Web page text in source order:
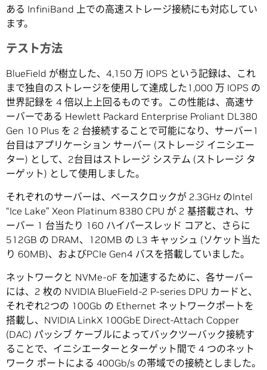
ある InfiniBand 上での高速ストレージ接続にも対応してい
ます。
テスト方法
BlueField が樹立した、4,150 万 IOPS という記録は、これ
まで独自のストレージを使用して達成した1,000 万 IOPS の
世界記録を 4 倍以上上回るものです。この性能は、高速サ
ーバーである Hewlett Packard Enterprise Proliant DL380
Gen 10 Plus を 2 台接続することで可能になり、サーバー1
台目はアプリケーション サーバー (ストレージ イニシエー
ター) として、2台目はストレージ システム (ストレージ タ
ーゲット) として使用しました。
それぞれのサーバーは、ベースクロックが 2.3GHz のIntel
“Ice Lake” Xeon Platinum 8380 CPU が 2 基搭載され、サ
ーバー 1 台当たり 160 ハイパースレッド コアと、さらに
512GB の DRAM、120MB の L3 キャッシュ (ソケット当た
り 60MB)、およびPCIe Gen4 バスを搭載していました。
ネットワークと NVMe-oF を加速するために、各サーバー
には、2 枚の NVIDIA BlueField-2 P-series DPU カードと、
それぞれ2つの 100Gb の Ethernet ネットワークポートを
搭載し、NVIDIA LinkX 100GbE Direct-Attach Copper
(DAC) パッシブ ケーブルによってバックツーバック接続す
ることで、イニシエーターとターゲット間で 4 つのネット
ワーク ポートによる 400Gb/s の帯域での接続としました。